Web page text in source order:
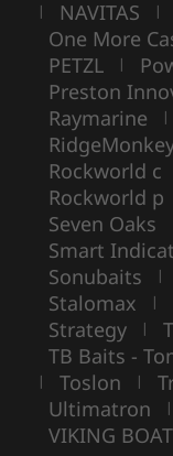
| NAVITAS |
One More
PETZL |
Preston
Raymarine |
Rockworld c
Rockworld p
Seven Oaks
Smart
Sonubaits |
Stalomax |
Strategy |
TB Baits -
| Toslon |
Ultimatron |
VIKING BOAT